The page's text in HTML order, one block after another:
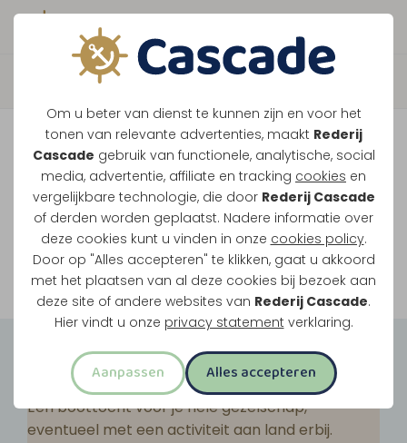
Om u beter van dienst te kunnen zijn en voor het
tonen van relevante advertenties, maakt Rederij
Cascade gebruik van functionele, analytische, social
media, advertentie, affiliate en tracking cookies en
vergelijkbare technologie, die door Rederij Cascade
of derden worden geplaatst. Nadere informatie over
deze cookies kunt u vinden in onze cookies policy.
Door op "Alles accepteren" te klikken, gaat u akkoord
met het plaatsen van al deze cookies bij bezoek aan
deze site of andere websites van Rederij Cascade.
Hier vindt u onze privacy statement verklaring.
Aanpassen Alles accepteren
Boek direct je vaart
Vaar je mee over de
Maasplassen?
Ondanks de lage waterstanden gaan
onze vaarten gewoon door.
Bekijk onze rondvaarten
Groepsuitjes
Een boottocht voor je hele gezelschap,
eventueel met een activiteit aan land erbij.